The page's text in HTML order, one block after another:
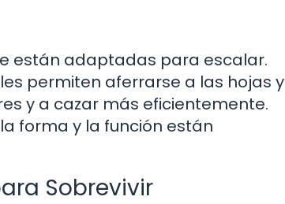
están adaptadas para escalar.
permiten aferrarse a las hojas y
y a cazar más eficientemente.
forma y la función están
Sobrevivir